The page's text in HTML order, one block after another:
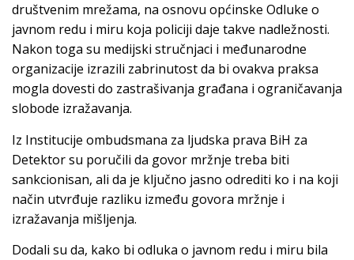
društvenim mrežama, na osnovu općinske Odluke o
javnom redu i miru koja policiji daje takve nadležnosti.
Nakon toga su medijski stručnjaci i međunarodne
organizacije izrazili zabrinutost da bi ovakva praksa
mogla dovesti do zastrašivanja građana i ograničavanja
slobode izražavanja.
Iz Institucije ombudsmana za ljudska prava BiH za
Detektor su poručili da govor mržnje treba biti
sankcionisan, ali da je ključno jasno odrediti ko i na koji
način utvrđuje razliku između govora mržnje i
izražavanja mišljenja.
Dodali su da, kako bi odluka o javnom redu i miru bila